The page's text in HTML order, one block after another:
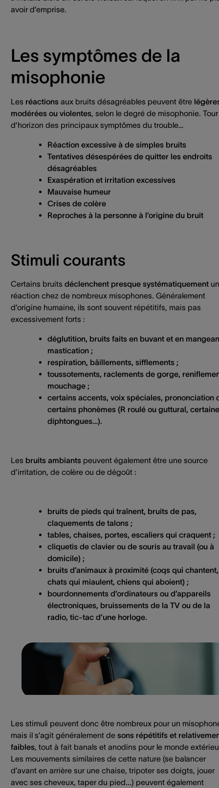
avoir d’emprise.
Les symptômes de la
misophonie
Les réactions aux bruits désagréables peuvent être
modérées ou violentes, selon le degré de misophonie. Tour
d’horizon des principaux symptômes du trouble…
Réaction excessive à de simples bruits
Tentatives désespérées de quitter les endroits
désagréables
Exaspération et irritation excessives
Mauvaise humeur
Crises de colère
Reproches à la personne à l’origine du bruit
Stimuli courants
Certains bruits déclenchent presque systématiquement
réaction chez de nombreux misophones. Généralement
d’origine humaine, ils sont souvent répétitifs, mais pas
excessivement forts :
déglutition, bruits faits en buvant et en
mastication ;
respiration, bâillements, sifflements ;
toussotements, raclements de gorge,
mouchage ;
certains accents, voix spéciales, prononciation
certains phonèmes (R roulé ou guttural,
diphtongues…).
Les bruits ambiants peuvent également être une source
d’irritation, de colère ou de dégoût :
bruits de pieds qui traînent, bruits de pas,
claquements de talons ;
tables, chaises, portes, escaliers qui craquent ;
cliquetis de clavier ou de souris au travail (ou à
domicile) ;
bruits d’animaux à proximité (coqs qui chantent,
chats qui miaulent, chiens qui aboient) ;
bourdonnements d’ordinateurs ou d’appareils
électroniques, bruissements de la TV ou de la
radio, tic-tac d’une horloge.
Les stimuli peuvent donc être nombreux pour un
mais il s’agit généralement de sons répétitifs et
faibles , tout à fait banals et anodins pour le monde
Les mouvements similaires de cette nature (se balancer
d’avant en arrière sur une chaise, tripoter ses doigts, jouer
avec ses cheveux, taper du pied...) peuvent également